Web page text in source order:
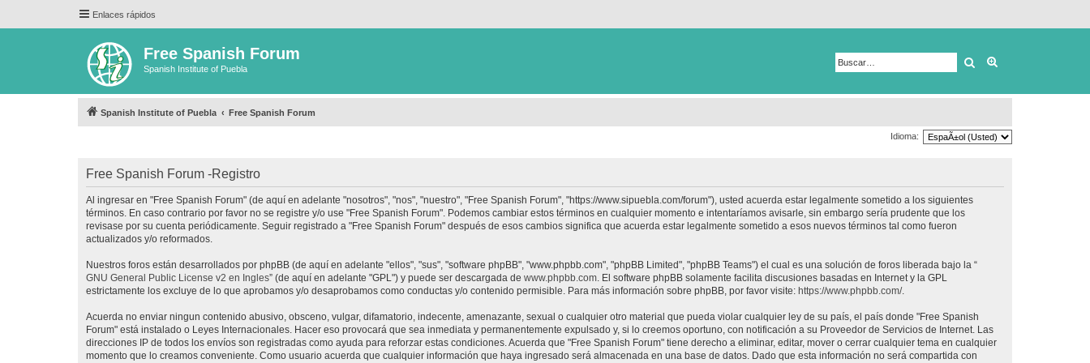
Enlaces rápidos
Free Spanish Forum
Spanish Institute of Puebla Buscar
Spanish Institute of Puebla Free Spanish Forum
Idioma:
Free Spanish Forum -Registro
Al ingresar en "Free Spanish Forum" (de aquí en adelante "nosotros", "nos", "nuestro", "Free Spanish Forum", "https://www.sipuebla.com/forum"), usted acuerda estar legalmente sometido a los siguientes
términos. En caso contrario por favor no se registre y/o use "Free Spanish Forum". Podemos cambiar estos términos en cualquier momento e intentaríamos avisarle, sin embargo sería prudente que los
revisase por su cuenta periódicamente. Seguir registrado a "Free Spanish Forum" después de esos cambios significa que acuerda estar legalmente sometido a esos nuevos términos tal como fueron
actualizados y/o reformados.
Nuestros foros están desarrollados por phpBB (de aquí en adelante "ellos", "sus", "software phpBB", "www.phpbb.com", "phpBB Limited", "phpBB Teams") el cual es una solución de foros liberada bajo la “
GNU General Public License v2 en Ingles” (de aquí en adelante "GPL") y puede ser descargada de www.phpbb.com . El software phpBB solamente facilita discusiones basadas en Internet y la GPL
estrictamente los excluye de lo que aprobamos y/o desaprobamos como conductas y/o contenido permisible. Para más información sobre phpBB, por favor visite: https://www.phpbb.com/.
Acuerda no enviar ningun contenido abusivo, obsceno, vulgar, difamatorio, indecente, amenazante, sexual o cualquier otro material que pueda violar cualquier ley de su país, el país donde "Free Spanish
Forum" está instalado o Leyes Internacionales. Hacer eso provocará que sea inmediata y permanentemente expulsado y, si lo creemos oportuno, con notificación a su Proveedor de Servicios de Internet. Las
direcciones IP de todos los envíos son registradas como ayuda para reforzar estas condiciones. Acuerda que "Free Spanish Forum" tiene derecho a eliminar, editar, mover o cerrar cualquier tema en cualquier
momento que lo creamos conveniente. Como usuario acuerda que cualquier información que haya ingresado será almacenada en una base de datos. Dado que esta información no será compartida con